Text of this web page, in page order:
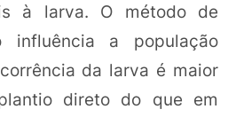
à larva. O método de
influência a população
da larva é maior
direto do que em